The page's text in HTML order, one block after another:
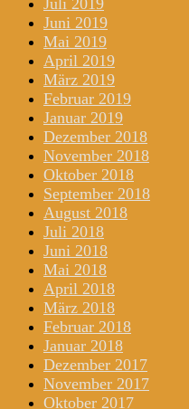
Juli 2019
Juni 2019
Mai 2019
April 2019
März 2019
Februar 2019
Januar 2019
Dezember 2018
November 2018
Oktober 2018
September 2018
August 2018
Juli 2018
Juni 2018
Mai 2018
April 2018
März 2018
Februar 2018
Januar 2018
Dezember 2017
November 2017
Oktober 2017